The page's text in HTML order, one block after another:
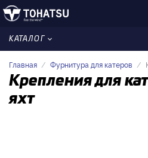
КАТАЛОГ
Главная Фурнитура для катеров
Крепления для
яхт